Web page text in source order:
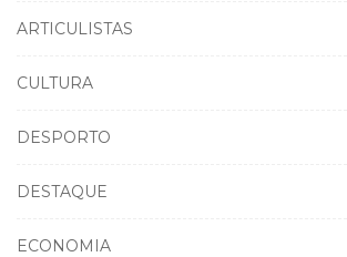
ARTICULISTAS
CULTURA
DESPORTO
DESTAQUE
ECONOMIA